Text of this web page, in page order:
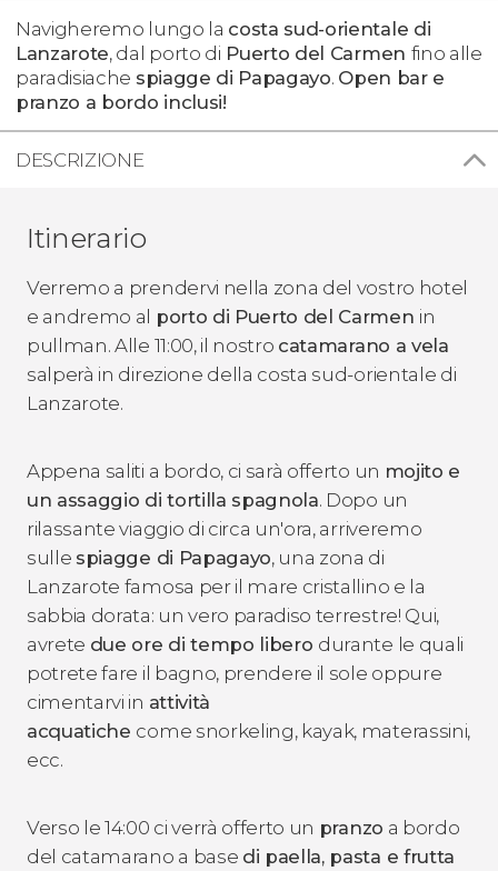
Navigheremo lungo la costa sud-orientale di
Lanzarote, dal porto di Puerto del Carmen fino alle
paradisiache spiagge di Papagayo. Open bar e
pranzo a bordo inclusi!
DESCRIZIONE
Itinerario
Verremo a prendervi nella zona del vostro hotel
e andremo al porto di Puerto del Carmen in
pullman. Alle 11:00, il nostro catamarano a vela
salperà in direzione della costa sud-orientale di
Lanzarote.
Appena saliti a bordo, ci sarà offerto un mojito e
un assaggio di tortilla spagnola. Dopo un
rilassante viaggio di circa un'ora, arriveremo
sulle spiagge di Papagayo, una zona di
Lanzarote famosa per il mare cristallino e la
sabbia dorata: un vero paradiso terrestre! Qui,
avrete due ore di tempo libero durante le quali
potrete fare il bagno, prendere il sole oppure
cimentarvi in attività
acquatiche come snorkeling, kayak, materassini,
ecc.
Verso le 14:00 ci verrà offerto un pranzo a bordo
del catamarano a base di paella, pasta e frutta